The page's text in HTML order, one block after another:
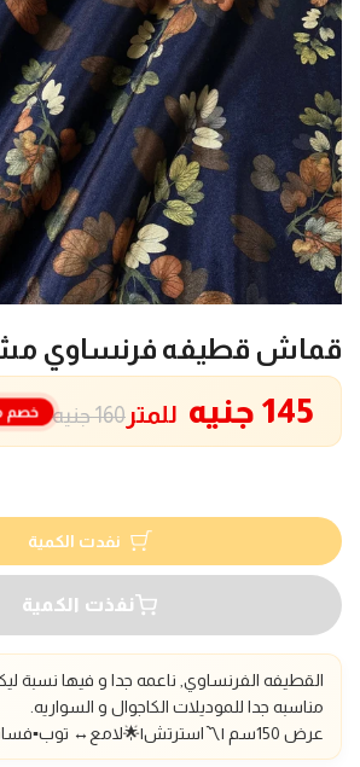
قماش قطيفه فرنساوي
160 جنيه 145 جنيه للمتر خصم
نفدت الكمية
نفذت الكمية
القطيفه الفرنساوي, ناعمه جدا و فيها نسبة
مناسبه جدا للموديلات الكاجوال و السواريه.
عرض 150سم |〽️استرتش|🌟لامع
↔️